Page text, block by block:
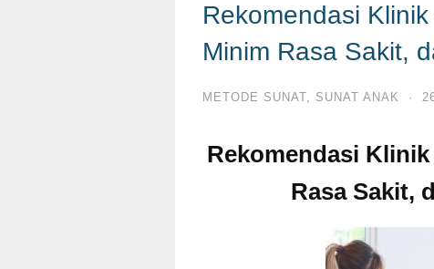
Rekomendasi
Minim Rasa Sakit,
METODE SUNAT, SUNAT ANAK ·
Rekomendasi
Rasa Sakit,